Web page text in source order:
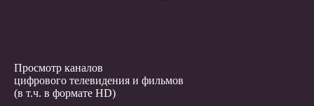
Просмотр каналов
цифрового телевидения и фильмов
(в т.ч. в формате HD)